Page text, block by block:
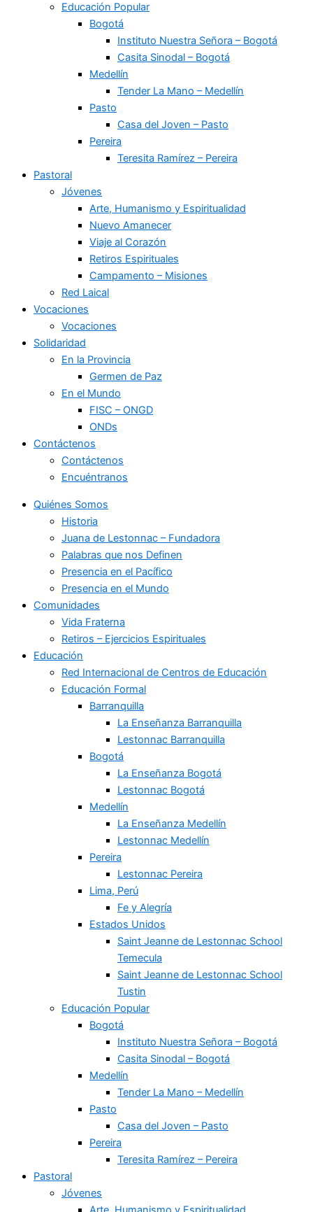
Educación Popular
Bogotá
Instituto Nuestra Señora – Bogotá
Casita Sinodal – Bogotá
Medellín
Tender La Mano – Medellín
Pasto
Casa del Joven – Pasto
Pereira
Teresita Ramírez – Pereira
Pastoral
Jóvenes
Arte, Humanismo y Espiritualidad
Nuevo Amanecer
Viaje al Corazón
Retiros Espirituales
Campamento – Misiones
Red Laical
Vocaciones
Vocaciones
Solidaridad
En la Provincia
Germen de Paz
En el Mundo
FISC – ONGD
ONDs
Contáctenos
Contáctenos
Encuéntranos
Quiénes Somos
Historia
Juana de Lestonnac – Fundadora
Palabras que nos Definen
Presencia en el Pacífico
Presencia en el Mundo
Comunidades
Vida Fraterna
Retiros – Ejercicios Espirituales
Educación
Red Internacional de Centros de Educación
Educación Formal
Barranquilla
La Enseñanza Barranquilla
Lestonnac Barranquilla
Bogotá
La Enseñanza Bogotá
Lestonnac Bogotá
Medellín
La Enseñanza Medellín
Lestonnac Medellín
Pereira
Lestonnac Pereira
Lima, Perú
Fe y Alegría
Estados Unidos
Saint Jeanne de Lestonnac School
Temecula
Saint Jeanne de Lestonnac School
Tustin
Educación Popular
Bogotá
Instituto Nuestra Señora – Bogotá
Casita Sinodal – Bogotá
Medellín
Tender La Mano – Medellín
Pasto
Casa del Joven – Pasto
Pereira
Teresita Ramírez – Pereira
Pastoral
Jóvenes